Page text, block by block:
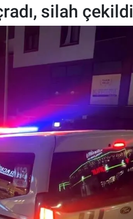
silah çekildi